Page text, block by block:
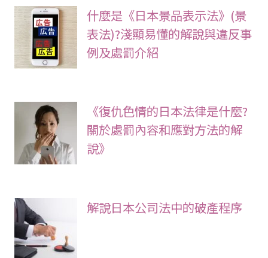
什麼是《日本景品表示法》(景
表法)?淺顯易懂的解說與違反事
例及處罰介紹
《復仇色情的日本法律是什麼?
關於處罰內容和應對方法的解
說》
解說日本公司法中的破產程序